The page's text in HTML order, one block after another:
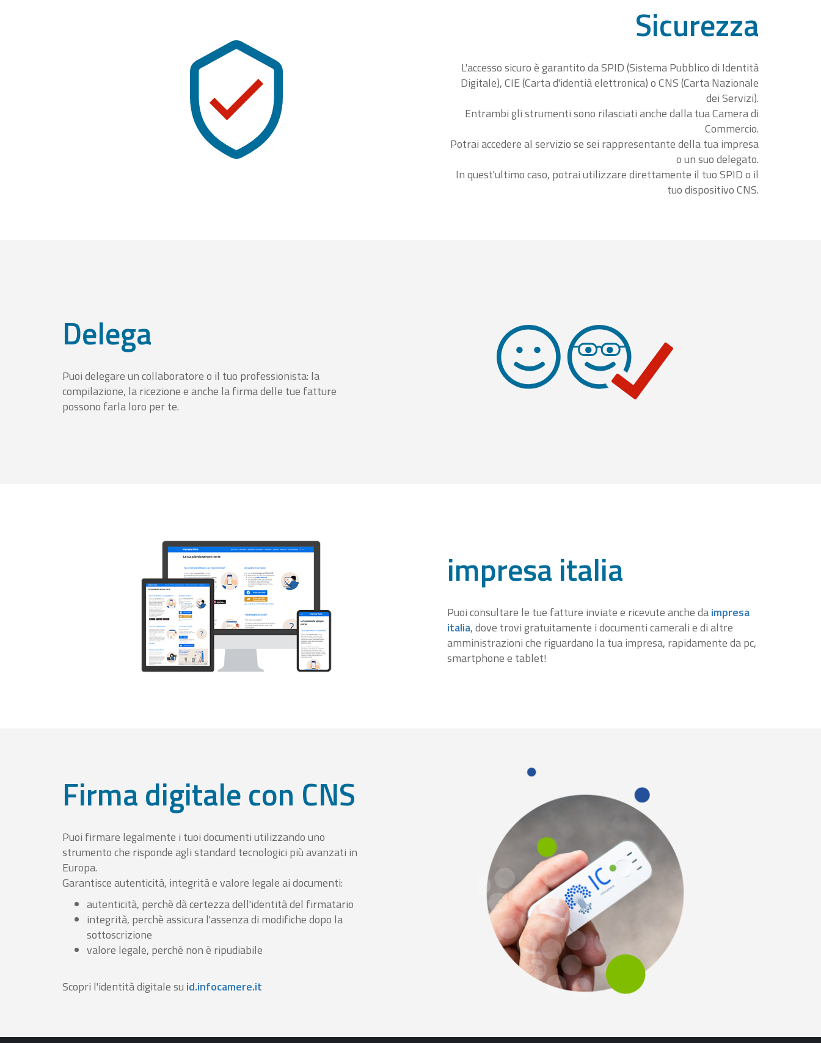
Sicurezza
L'accesso sicuro è garantito da SPID (Sistema Pubblico di Identità
Digitale), CIE (Carta d'identià elettronica) o CNS (Carta Nazionale
dei Servizi).
Entrambi gli strumenti sono rilasciati anche dalla tua Camera di
Commercio.
Potrai accedere al servizio se sei rappresentante della tua impresa
o un suo delegato.
In quest'ultimo caso, potrai utilizzare direttamente il tuo SPID o il
tuo dispositivo CNS.
Delega
Puoi delegare un collaboratore o il tuo professionista: la
compilazione, la ricezione e anche la firma delle tue fatture
possono farla loro per te.
impresa italia
Puoi consultare le tue fatture inviate e ricevute anche daimpresa
italia, dove trovi gratuitamente i documenti camerali e di altre
amministrazioni che riguardano la tua impresa, rapidamente da pc,
smartphone e tablet!
Firma digitale con CNS
Puoi firmare legalmente i tuoi documenti utilizzando uno
strumento che risponde agli standard tecnologici più avanzati in
Europa.
Garantisce autenticità, integrità e valore legale ai documenti:
autenticità, perchè dà certezza dell'identità del firmatario
integrità, perchè assicura l'assenza di modifiche dopo la
sottoscrizione
valore legale, perchè non è ripudiabile
Scopri l'identità digitale su id.infocamere.it